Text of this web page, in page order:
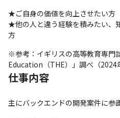
★ご自身の価値を向上させたい方
★他の人と違う経験を積みたい、
方
※参考：イギリスの高等教育専
Education（THE）」調べ（2024
仕事内容
主にバックエンドの開発案件に参